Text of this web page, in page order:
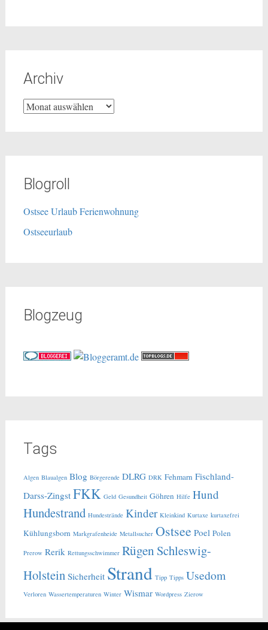
Archiv
Archiv
Blogroll
Ostsee Urlaub Ferienwohnung
Ostseeurlaub
Blogzeug
Tags
Algen Blaualgen Blog Börgerende DLRG DRK Fehmarn Fischland-
Darss-Zingst FKK Geld Gesundheit Göhren Hilfe Hund
Hundestrand Hundestrände Kinder Kleinkind Kurtaxe kurtaxefrei
Kühlungsborn Markgrafenheide Metallsucher Ostsee Poel Polen
Prerow Rerik Rettungsschwimmer RügenSchleswig-
Holstein Sicherheit Strand Tipp Tipps Usedom
Verloren Wassertemperaturen Winter Wismar Wordpress Zierow